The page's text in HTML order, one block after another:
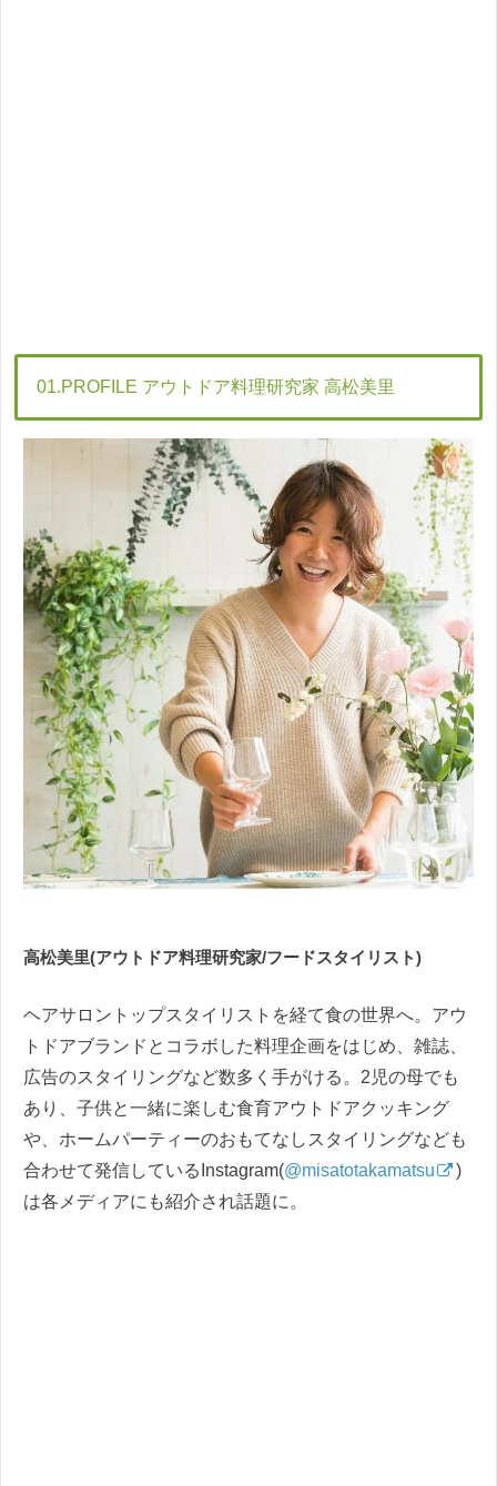
01.PROFILE アウトドア料理研究家 高松美里
高松美里(アウトドア料理研究家/フードスタイリスト)
ヘアサロントップスタイリストを経て食の世界へ。アウ
トドアブランドとコラボした料理企画をはじめ、雑誌、
広告のスタイリングなど数多く手がける。2児の母でも
あり、子供と一緒に楽しむ食育アウトドアクッキング
や、ホームパーティーのおもてなしスタイリングなども
合わせて発信しているInstagram(@misatotakamatsu
)
は各メディアにも紹介され話題に。